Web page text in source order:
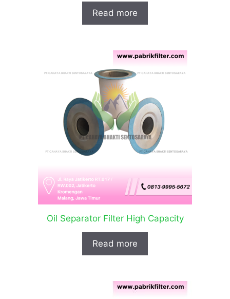
Read more
Oil Separator Filter High Capacity
Read more